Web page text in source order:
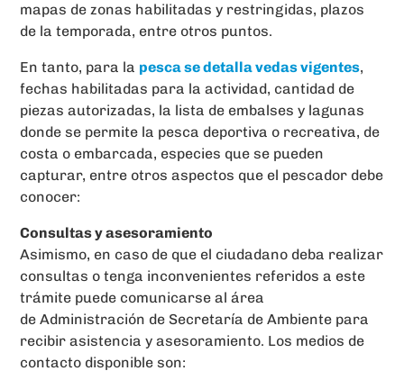
mapas de zonas habilitadas y restringidas, plazos
de la temporada, entre otros puntos.
En tanto, para la pesca se detalla vedas vigentes,
fechas habilitadas para la actividad, cantidad de
piezas autorizadas, la lista de embalses y lagunas
donde se permite la pesca deportiva o recreativa, de
costa o embarcada, especies que se pueden
capturar, entre otros aspectos que el pescador debe
conocer:
Consultas y asesoramiento
Asimismo, en caso de que el ciudadano deba realizar
consultas o tenga inconvenientes referidos a este
trámite puede comunicarse al área
de Administración de Secretaría de Ambiente para
recibir asistencia y asesoramiento. Los medios de
contacto disponible son: